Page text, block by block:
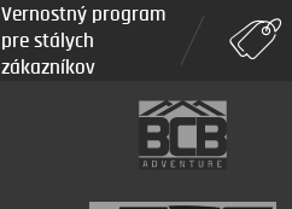
Vernostný program
pre stálych
zákazníkov